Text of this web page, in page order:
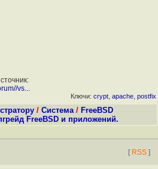
vs...
Ключи: crypt apache postfix
/ Система/ FreeBSD
FreeBSD и приложений.
[ RSS ]